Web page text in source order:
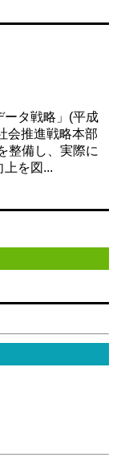
ータ戦略」(平成
会推進戦略本部
整備し、実際に
上を図...